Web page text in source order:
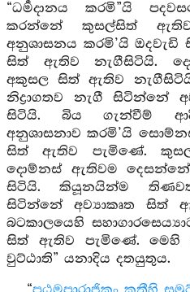
“ධර්‍මදානය කරමි”යි
කරන්නේ කුසල්සිත් ඇතිව
අනුශාසනය කරමි’යි
සිත් ඇතිව නැගීසිටියි.
අකුසල සිත් ඇතිව
නිද්‍රාගතව නැගී සිටින්නේ
සිටියි. බිය ගැන්වීම්
අනුශාසනාව කරමි’යි
සිත් ඇතිව පැමිණේ.
දොම්නස් ඇතිවම
සිටියි. කියූනයින්ම
සිටින්නේ අව්‍යාකෘත සිත්
බටකාලයෙහි
සිත් ඇතිව පැමිණේ. මෙහි
වුට්ඨාති” යනාදිය දතයුතුය.